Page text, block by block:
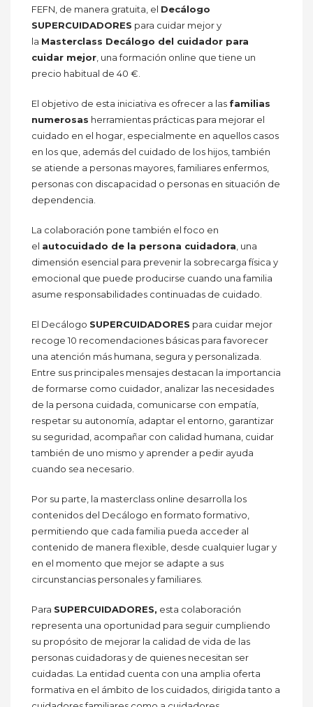
FEFN, de manera gratuita, el Decálogo
SUPERCUIDADORES para cuidar mejor y
la Masterclass Decálogo del cuidador para
cuidar mejor, una formación online que tiene un
precio habitual de 40 €.
El objetivo de esta iniciativa es ofrecer a las familias
numerosas herramientas prácticas para mejorar el
cuidado en el hogar, especialmente en aquellos casos
en los que, además del cuidado de los hijos, también
se atiende a personas mayores, familiares enfermos,
personas con discapacidad o personas en situación de
dependencia.
La colaboración pone también el foco en
el autocuidado de la persona cuidadora, una
dimensión esencial para prevenir la sobrecarga física y
emocional que puede producirse cuando una familia
asume responsabilidades continuadas de cuidado.
El Decálogo SUPERCUIDADORES para cuidar mejor
recoge 10 recomendaciones básicas para favorecer
una atención más humana, segura y personalizada.
Entre sus principales mensajes destacan la importancia
de formarse como cuidador, analizar las necesidades
de la persona cuidada, comunicarse con empatía,
respetar su autonomía, adaptar el entorno, garantizar
su seguridad, acompañar con calidad humana, cuidar
también de uno mismo y aprender a pedir ayuda
cuando sea necesario.
Por su parte, la masterclass online desarrolla los
contenidos del Decálogo en formato formativo,
permitiendo que cada familia pueda acceder al
contenido de manera flexible, desde cualquier lugar y
en el momento que mejor se adapte a sus
circunstancias personales y familiares.
Para SUPERCUIDADORES, esta colaboración
representa una oportunidad para seguir cumpliendo
su propósito de mejorar la calidad de vida de las
personas cuidadoras y de quienes necesitan ser
cuidadas. La entidad cuenta con una amplia oferta
formativa en el ámbito de los cuidados, dirigida tanto a